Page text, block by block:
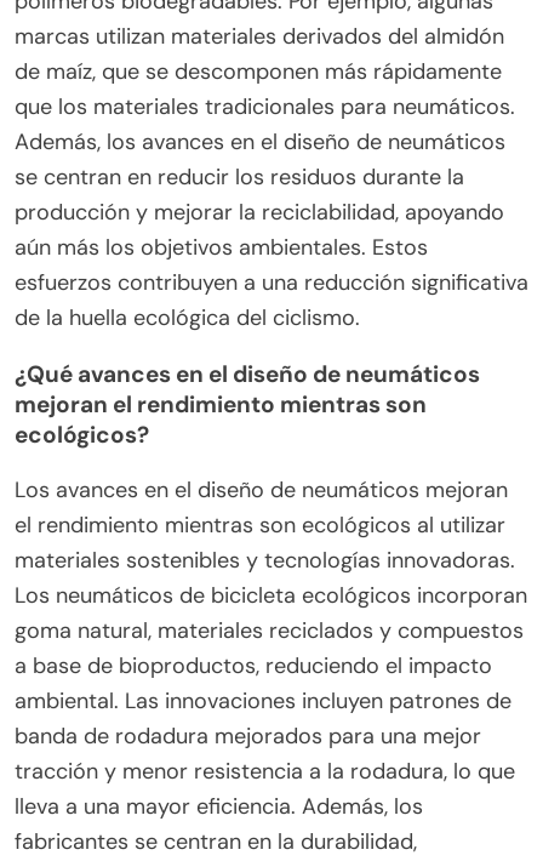
marcas utilizan materiales derivados del almidón
de maíz, que se descomponen más rápidamente
que los materiales tradicionales para neumáticos.
Además, los avances en el diseño de neumáticos
se centran en reducir los residuos durante la
producción y mejorar la reciclabilidad, apoyando
aún más los objetivos ambientales. Estos
esfuerzos contribuyen a una reducción significativa
de la huella ecológica del ciclismo.
¿Qué avances en el diseño de neumáticos
mejoran el rendimiento mientras son
ecológicos?
Los avances en el diseño de neumáticos mejoran
el rendimiento mientras son ecológicos al utilizar
materiales sostenibles y tecnologías innovadoras.
Los neumáticos de bicicleta ecológicos incorporan
goma natural, materiales reciclados y compuestos
a base de bioproductos, reduciendo el impacto
ambiental. Las innovaciones incluyen patrones de
banda de rodadura mejorados para una mejor
tracción y menor resistencia a la rodadura, lo que
lleva a una mayor eficiencia. Además, los
fabricantes se centran en la durabilidad,